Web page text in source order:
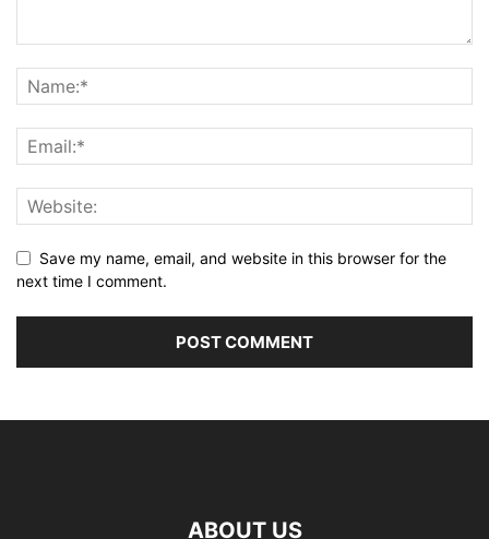
Save my name, email, and website in this browser for the
next time I comment.
ABOUT US